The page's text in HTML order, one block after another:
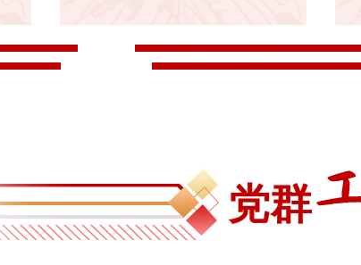
教研室（二）承办：历史文化与旅
游学院学生会二、参赛对象历史学
党群